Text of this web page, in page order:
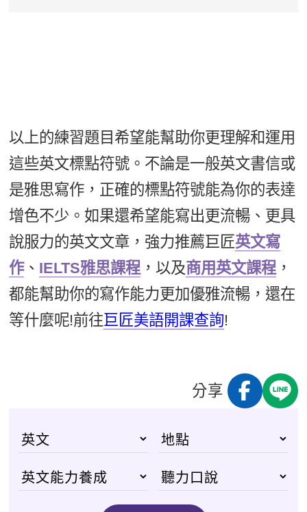
以上的練習題目希望能幫助你更理解和運用
這些英文標點符號。不論是一般英文書信或
是雅思寫作，正確的標點符號能為你的表達
增色不少。如果還希望能寫出更流暢、更具
說服力的英文文章，強力推薦巨匠英文寫
作、 IELTS雅思課程 ，以及商用英文課程 ，
都能幫助你的寫作能力更加優雅流暢，還在
等什麼呢!前往巨匠美語開課查詢!
分享